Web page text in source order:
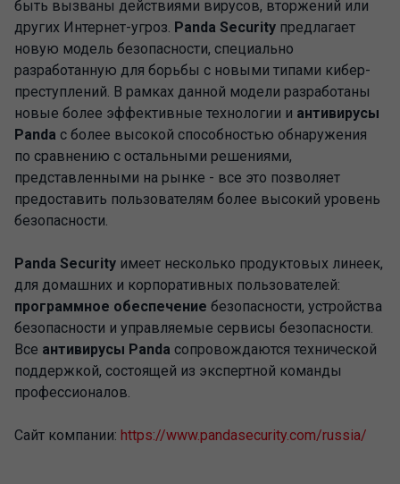
быть вызваны действиями вирусов, вторжений или
других Интернет-угроз. Panda Security предлагает
новую модель безопасности, специально
разработанную для борьбы с новыми типами кибер-
преступлений. В рамках данной модели разработаны
новые более эффективные технологии и антивирусы
Panda с более высокой способностью обнаружения
по сравнению с остальными решениями,
представленными на рынке - все это позволяет
предоставить пользователям более высокий уровень
безопасности.
Panda Security имеет несколько продуктовых линеек,
для домашних и корпоративных пользователей:
программное обеспечение безопасности, устройства
безопасности и управляемые сервисы безопасности.
Все антивирусы Panda сопровождаются технической
поддержкой, состоящей из экспертной команды
профессионалов.
Сайт компании: https://www.pandasecurity.com/russia/